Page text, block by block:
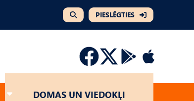
PIESLĒGTIES
DOMAS UN VIEDOKĻI